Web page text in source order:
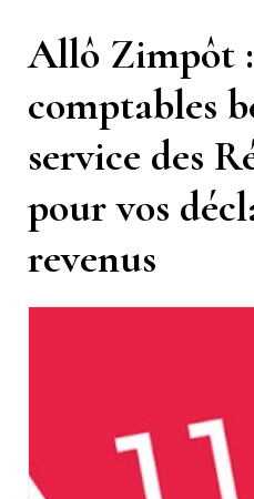
Allô Zimpôt
comptables
service des
pour vos
revenus